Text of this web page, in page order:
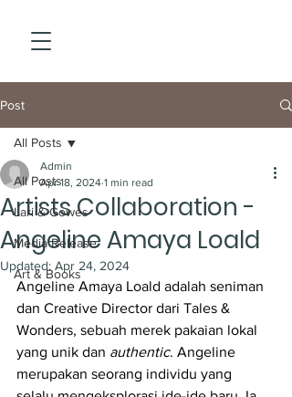
Post
All Posts
Lari & Gowes
Media Release
Art & Books
All Posts
Artists Collaboration -
Angeline Amaya Loald
Admin
Apr 18, 2024 1 min read
Updated: Apr 24, 2024
Angeline Amaya Loald adalah seniman
dan Creative Director dari Tales &
Wonders, sebuah merek pakaian lokal
yang unik dan authentic. Angeline
merupakan seorang individu yang